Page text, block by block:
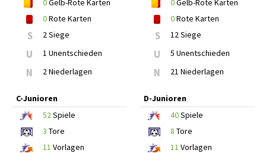
0Gelb-Rote Karten
0Rote Karten
S 2 Siege
U 1 Unentschieden
N 2 Niederlagen
0Gelb-Rote Karten
0Rote Karten
S 12 Siege
U 5 Unentschieden
N 21 Niederlagen
C-Junioren
52Spiele
3 Tore
11 Vorlagen
D-Junioren
40Spiele
8 Tore
11 Vorlagen